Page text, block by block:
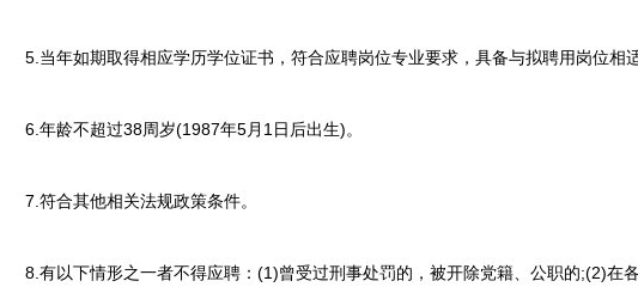
5.当年如期取得相应学历学位证书，符合应聘岗位专业要求，具备与拟聘用岗位相适
6.年龄不超过38周岁(1987年5月1日后出生)。
7.符合其他相关法规政策条件。
8.有以下情形之一者不得应聘：(1)曾受过刑事处罚的，被开除党籍、公职的;(2)在